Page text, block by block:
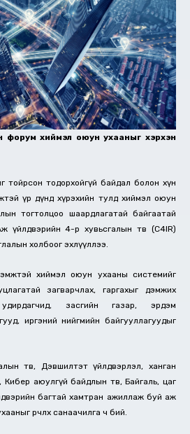
форум хиймэл оюун ухааныг хэрхэн
тойрсон тодорхойгүй байдал болон хүн
үр дүнд хүрэхийн тулд хиймэл оюун
тогтолцоо шаардлагатай байгаатай
үйлдвэрийн 4-р хувьсгалын төв (C4IR)
холбоог эхлүүллээ.
хиймэл оюун ухааны системийг
загварчлах, гаргахыг дэмжих
засгийн газар, эрдэм
иргэний нийгмийн байгууллагуудыг
төв, Дэвшилтэт үйлдвэрлэл, ханган
Кибер аюулгүй байдлын төв, Байгаль, цаг
багтай хамтран ажиллаж буй аж
өөрчлөх санаачилга ч бий.